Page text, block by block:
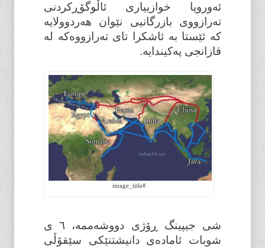
ئەوروپا خوازییاری ئاڵوگۆڕکردنی
تەرازووی بازرگانیی نێوان هەردوولایە
کە ئێستا بە ئاشکرا تای تەرازووەکە لە
قازانجی پەکیندایە.
#image_title
شی جیپینگ ڕۆژی دووشەممە، ٦ ی
شوبات ئامادەی دانیشتنێکی سێقۆڵی